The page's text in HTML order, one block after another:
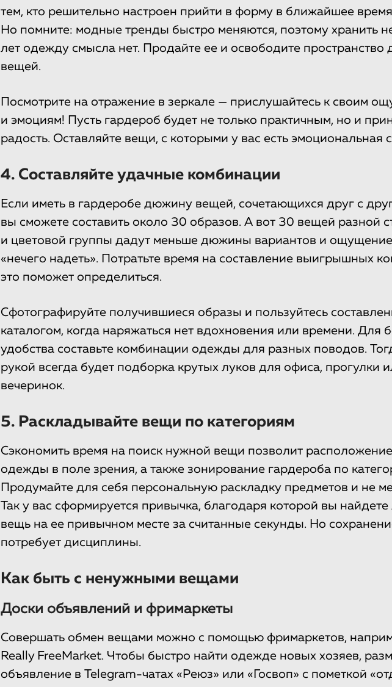
тем, кто решительно настроен прийти в форму в ближайшее
Но помните: модные тренды быстро меняются, поэтому хранить
лет одежду смысла нет. Продайте ее и освободите пространство
вещей.
Посмотрите на отражение в зеркале — прислушайтесь к своим
и эмоциям! Пусть гардероб будет не только практичным, но и
радость. Оставляйте вещи, с которыми у вас есть эмоциональная
4. Составляйте удачные комбинации
Если иметь в гардеробе дюжину вещей, сочетающихся друг с
вы сможете составить около 30 образов. А вот 30 вещей разной
и цветовой группы дадут меньше дюжины вариантов и
«нечего надеть». Потратьте время на составление выигрышных
это поможет определиться.
Сфотографируйте получившиеся образы и пользуйтесь
каталогом, когда наряжаться нет вдохновения или времени. Для
удобства составьте комбинации одежды для разных поводов.
рукой всегда будет подборка крутых луков для офиса, прогулки
вечеринок.
5. Раскладывайте вещи по категориям
Сэкономить время на поиск нужной вещи позволит
одежды в поле зрения, а также зонирование гардероба по
Продумайте для себя персональную раскладку предметов и не
Так у вас сформируется привычка, благодаря которой вы
вещь на ее привычном месте за считанные секунды. Но
потребует дисциплины.
Как быть с ненужными вещами
Доски объявлений и фримаркеты
Совершать обмен вещами можно с помощью фримаркетов,
Really FreeMarket. Чтобы быстро найти одежде новых хозяев,
объявление в Telegram-чатах «Реюз» или «Госвоп» с пометкой